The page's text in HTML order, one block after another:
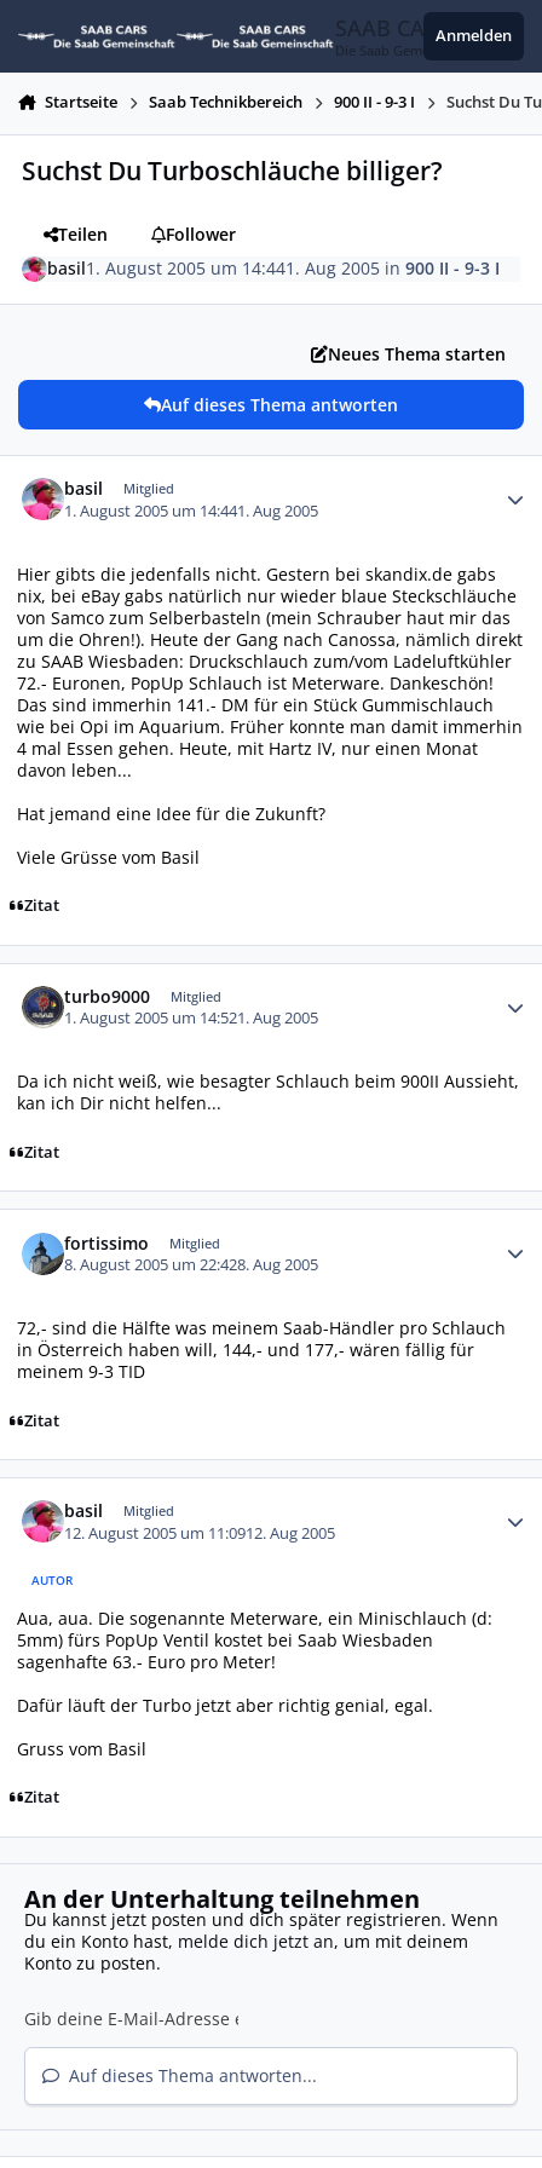
SAAB CARS
Die Saab Gemeinschaft
Anmelden
Startseite Saab Technikbereich 900 II - 9-3 I Suchst Du
Suchst Du Turboschläuche billiger?
Teilen
Follower
basil1. August 2005 um 14:441. Aug 2005 in900 II - 9-3 I
Neues Thema starten
Auf dieses Thema antworten
basil Mitglied
1. August 2005 um 14:441. Aug 2005
Hier gibts die jedenfalls nicht. Gestern bei skandix.de gabs
nix, bei eBay gabs natürlich nur wieder blaue Steckschläuche
von Samco zum Selberbasteln (mein Schrauber haut mir das
um die Ohren!). Heute der Gang nach Canossa, nämlich direkt
zu SAAB Wiesbaden: Druckschlauch zum/vom Ladeluftkühler
72.- Euronen, PopUp Schlauch ist Meterware. Dankeschön!
Das sind immerhin 141.- DM für ein Stück Gummischlauch
wie bei Opi im Aquarium. Früher konnte man damit immerhin
4 mal Essen gehen. Heute, mit Hartz IV, nur einen Monat
davon leben...
Hat jemand eine Idee für die Zukunft?
Viele Grüsse vom Basil
Zitat
turbo9000 Mitglied
1. August 2005 um 14:521. Aug 2005
Da ich nicht weiß, wie besagter Schlauch beim 900II Aussieht,
kan ich Dir nicht helfen...
Zitat
fortissimo Mitglied
8. August 2005 um 22:428. Aug 2005
72,- sind die Hälfte was meinem Saab-Händler pro Schlauch
in Österreich haben will, 144,- und 177,- wären fällig für
meinem 9-3 TID
Zitat
basil Mitglied
12. August 2005 um 11:0912. Aug 2005
AUTOR
Aua, aua. Die sogenannte Meterware, ein Minischlauch (d:
5mm) fürs PopUp Ventil kostet bei Saab Wiesbaden
sagenhafte 63.- Euro pro Meter!
Dafür läuft der Turbo jetzt aber richtig genial, egal.
Gruss vom Basil
Zitat
An der Unterhaltung teilnehmen
Du kannst jetzt posten und dich später registrieren. Wenn
du ein Konto hast, melde dich jetzt an, um mit deinem
Konto zu posten.
Auf dieses Thema antworten...